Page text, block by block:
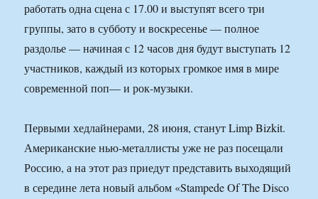
работать одна сцена с 17.00 и выступят всего три
группы, зато в субботу и воскресенье — полное
раздолье — начиная с 12 часов дня будут выступать 12
участников, каждый из которых громкое имя в мире
современной поп— и рок-музыки.
Первыми хедлайнерами, 28 июня, станут Limp Bizkit.
Американские нью-металлисты уже не раз посещали
Россию, а на этот раз приедут представить выходящий
в середине лета новый альбом «Stampede Of The Disco